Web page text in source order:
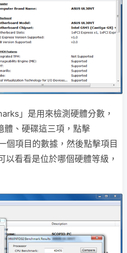
」是用來檢測硬體分數，
體、硬碟這三項，點擊
個項目的數據，然後點擊項目
看看是位於哪個硬體等級，